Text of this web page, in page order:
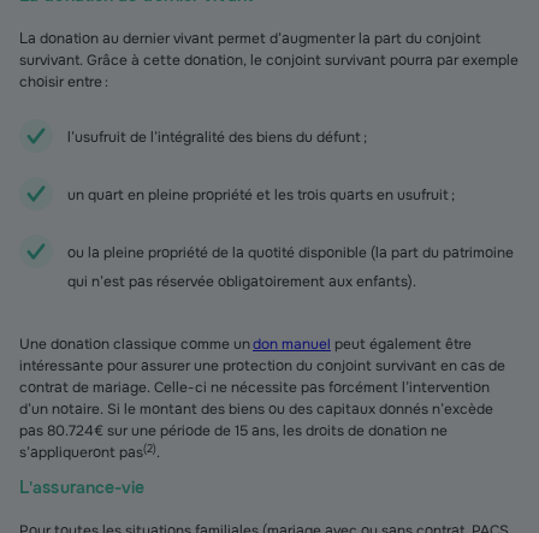
La donation au dernier vivant permet d’augmenter la part du conjoint
survivant. Grâce à cette donation, le conjoint survivant pourra par exemple
choisir entre :
l’usufruit de l’intégralité des biens du défunt ;
un quart en pleine propriété et les trois quarts en usufruit ;
ou la pleine propriété de la quotité disponible (la part du patrimoine
qui n’est pas réservée obligatoirement aux enfants).
Une donation classique comme undon manuel peut également être
intéressante pour assurer une protection du conjoint survivant en cas de
contrat de mariage. Celle-ci ne nécessite pas forcément l’intervention
d’un notaire. Si le montant des biens ou des capitaux donnés n’excède
pas 80.724€ sur une période de 15 ans, les droits de donation ne
s’appliqueront pas(2).
L'assurance-vie